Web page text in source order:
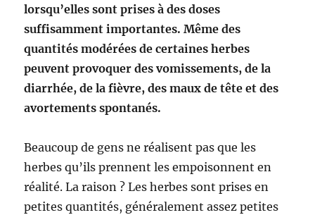
lorsqu’elles sont prises à des doses
suffisamment importantes. Même des
quantités modérées de certaines herbes
peuvent provoquer des vomissements, de la
diarrhée, de la fièvre, des maux de tête et des
avortements spontanés.
Beaucoup de gens ne réalisent pas que les
herbes qu’ils prennent les empoisonnent en
réalité. La raison ? Les herbes sont prises en
petites quantités, généralement assez petites